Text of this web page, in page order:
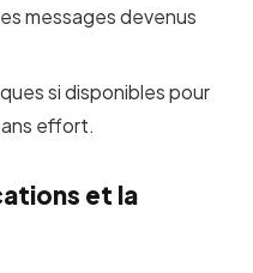
messages devenus
si disponibles pour
effort.
et la